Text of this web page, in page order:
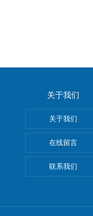
关于我们
关于我们
在线留言
联系我们